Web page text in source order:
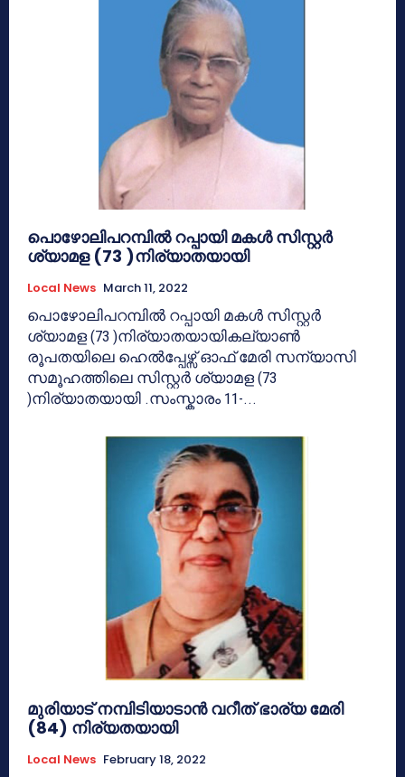
പൊഴോലിപറമ്പിൽ റപ്പായി മകൾ സിസ്റ്റർ
ശ്യാമള (73 )നിര്യാതയായി
Local News March 11, 2022
പൊഴോലിപറമ്പിൽ റപ്പായി മകൾ സിസ്റ്റർ
ശ്യാമള (73 )നിര്യാതയായികല്യാൺ
രൂപതയിലെ ഹെൽപ്പേഴ്സ് ഓഫ് മേരി സന്യാസി
സമൂഹത്തിലെ സിസ്റ്റർ ശ്യാമള (73
)നിര്യാതയായി .സംസ്കാരം 11-...
മുരിയാട് നമ്പിടിയാടാൻ വറീത് ഭാര്യ മേരി
(84) നിര്യതയായി
Local News February 18, 2022